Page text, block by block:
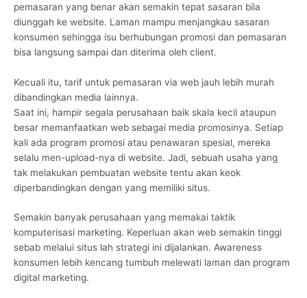
pemasaran yang benar akan semakin tepat sasaran bila
diunggah ke website. Laman mampu menjangkau sasaran
konsumen sehingga isu berhubungan promosi dan pemasaran
bisa langsung sampai dan diterima oleh client.
Kecuali itu, tarif untuk pemasaran via web jauh lebih murah
dibandingkan media lainnya.
Saat ini, hampir segala perusahaan baik skala kecil ataupun
besar memanfaatkan web sebagai media promosinya. Setiap
kali ada program promosi atau penawaran spesial, mereka
selalu men-upload-nya di website. Jadi, sebuah usaha yang
tak melakukan pembuatan website tentu akan keok
diperbandingkan dengan yang memiliki situs.
Semakin banyak perusahaan yang memakai taktik
komputerisasi marketing. Keperluan akan web semakin tinggi
sebab melalui situs lah strategi ini dijalankan. Awareness
konsumen lebih kencang tumbuh melewati laman dan program
digital marketing.